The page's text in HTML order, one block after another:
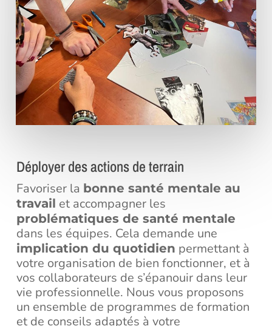
Déployer des actions de terrain
Favoriser la bonne santé mentale au
travail et accompagner les
problématiques de santé mentale
dans les équipes. Cela demande une
implication du quotidien permettant à
votre organisation de bien fonctionner, et à
vos collaborateurs de s’épanouir dans leur
vie professionnelle. Nous vous proposons
un ensemble de programmes de formation
et de conseils adaptés à votre